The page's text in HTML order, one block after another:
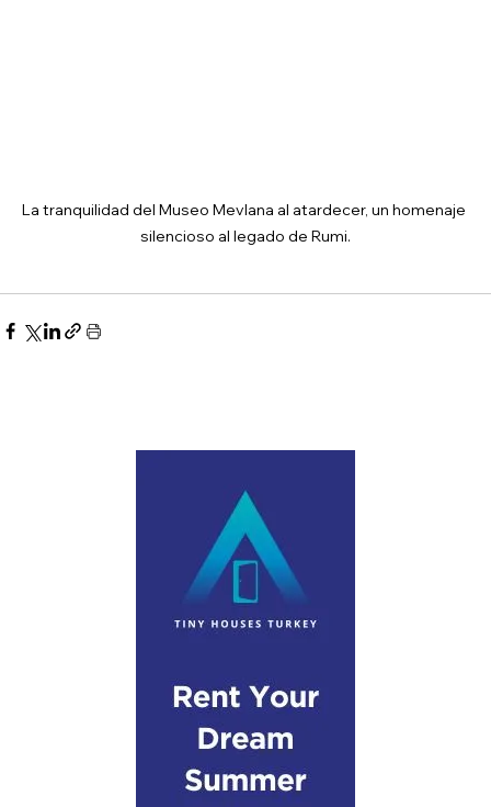
La tranquilidad del Museo Mevlana al atardecer, un homenaje
silencioso al legado de Rumi.